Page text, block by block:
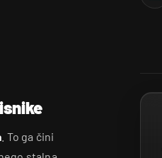
. To ga čini